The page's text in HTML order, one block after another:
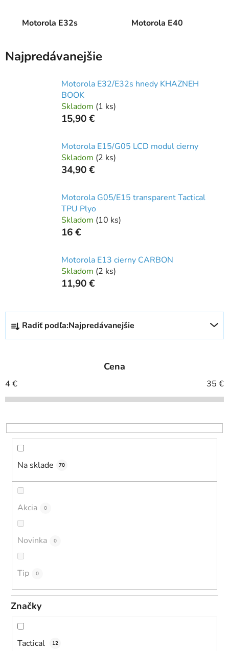
Motorola E32s Motorola E40
Najpredávanejšie
Motorola E32/E32s hnedy KHAZNEH
BOOK
Skladom (1 ks)
15,90 €
Motorola E15/G05 LCD modul cierny
Skladom (2 ks)
34,90 €
Motorola G05/E15 transparent Tactical
TPU Plyo
Skladom (10 ks)
16 €
Motorola E13 cierny CARBON
Skladom (2 ks)
11,90 €
R
d
i
e
r
o
Radiť podľa:Najpredávanejšie
Cena
4 € 35 €
Na sklade 70
Akcia 0
Novinka 0
Tip 0
Značky
Tactical 12